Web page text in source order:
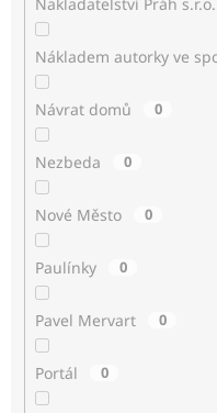
Nákladem autorky ve
Návrat domů 0
Nezbeda 0
Nové Město 0
Paulínky 0
Pavel Mervart 0
Portál 0